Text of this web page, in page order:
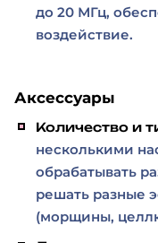
до 20 МГц,
воздействие.
Аксессуары
Количество и
несколькими
обрабатывать
решать разные
(морщины,